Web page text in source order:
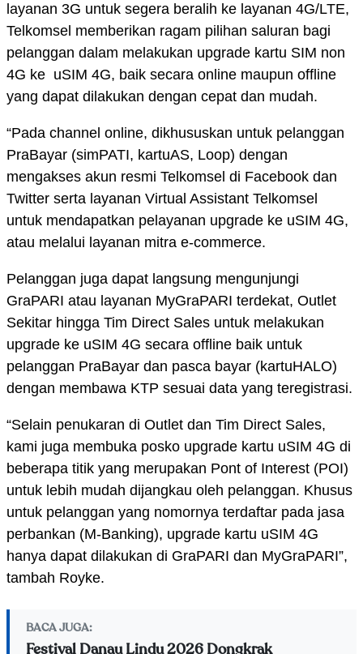
layanan 3G untuk segera beralih ke layanan 4G/LTE,
Telkomsel memberikan ragam pilihan saluran bagi
pelanggan dalam melakukan upgrade kartu SIM non
4G ke uSIM 4G, baik secara online maupun offline
yang dapat dilakukan dengan cepat dan mudah.
“Pada channel online, dikhususkan untuk pelanggan
PraBayar (simPATI, kartuAS, Loop) dengan
mengakses akun resmi Telkomsel di Facebook dan
Twitter serta layanan Virtual Assistant Telkomsel
untuk mendapatkan pelayanan upgrade ke uSIM 4G,
atau melalui layanan mitra e-commerce.
Pelanggan juga dapat langsung mengunjungi
GraPARI atau layanan MyGraPARI terdekat, Outlet
Sekitar hingga Tim Direct Sales untuk melakukan
upgrade ke uSIM 4G secara offline baik untuk
pelanggan PraBayar dan pasca bayar (kartuHALO)
dengan membawa KTP sesuai data yang teregistrasi.
“Selain penukaran di Outlet dan Tim Direct Sales,
kami juga membuka posko upgrade kartu uSIM 4G di
beberapa titik yang merupakan Pont of Interest (POI)
untuk lebih mudah dijangkau oleh pelanggan. Khusus
untuk pelanggan yang nomornya terdaftar pada jasa
perbankan (M-Banking), upgrade kartu uSIM 4G
hanya dapat dilakukan di GraPARI dan MyGraPARI”,
tambah Royke.
BACA JUGA:
Festival Danau Lindu 2026 Dongkrak